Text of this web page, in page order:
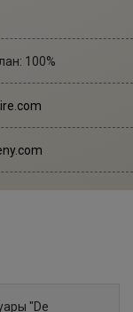
100%
"De